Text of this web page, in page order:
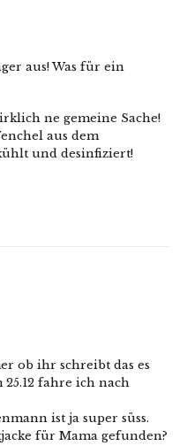
aus! Was für ein
ne gemeine Sache!
aus dem
und desinfiziert!
ob ihr schreibt das es
fahre ich nach
ist ja super süss.
für Mama gefunden?